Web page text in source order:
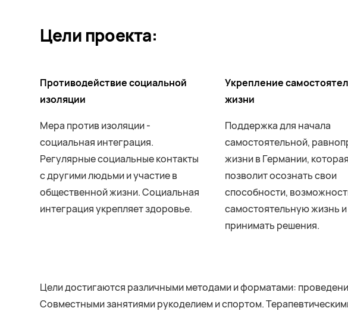
Цели проекта:
Противодействие социальной
изоляции
Мера против изоляции -
социальная интеграция.
Регулярные социальные контакты
с другими людьми и участие в
общественной жизни. Социальная
интеграция укрепляет здоровье.
Укрепление
жизни
Поддержка для начала
самостоятельной,
жизни в Германии, которая
позволит осознать свои
способности,
самостоятельную жизнь и
принимать решения.
Цели достигаются различными методами и форматами:
Совместными занятиями рукоделием и спортом.